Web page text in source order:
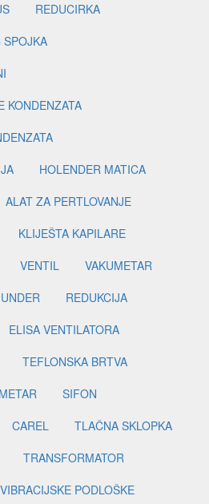
REDUCIRKA
SPOJKA
KONDENZATA
HOLENDER MATICA
ALAT ZA PERTLOVANJE
KLIJEŠTA KAPILARE
VENTIL
VAKUMETAR
REDUKCIJA
ELISA VENTILATORA
TEFLONSKA BRTVA
SIFON
CAREL
TLAČNA SKLOPKA
TRANSFORMATOR
PODLOŠKE